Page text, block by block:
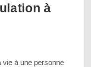
à
vie à une personne